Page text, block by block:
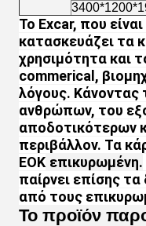
Το Excar, που
κατασκευάζει τα
χρησιμότητα και
commerical,
λόγους.
ανθρώπων, του
αποδοτικότερων
περιβάλλον. Τα
ΕΟΚ επικυρωμένη.
παίρνει επίσης
από τους
Το προϊόν